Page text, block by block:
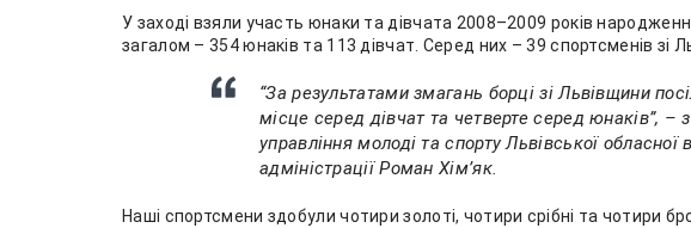
У заході взяли участь юнаки та дівчата 2008–2009 років
загалом – 354 юнаків та 113 дівчат. Серед них – 39 спортсменів зі
“За результатами змагань борці зі Львівщини
місце серед дівчат та четверте серед юнаків”, –
управління молоді та спорту Львівської обласної
адміністрації Роман Хімʼяк.
Наші спортсмени здобули чотири золоті, чотири срібні та чотири